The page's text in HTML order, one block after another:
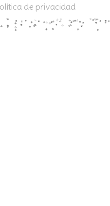
de privacidad